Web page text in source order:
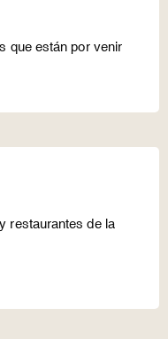
que están por venir
restaurantes de la